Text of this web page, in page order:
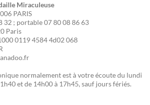
Miraculeuse
PARIS
32 ; portable 07 80 08 86 63
Paris
0119 4584 4d02 068
normalement est à votre écoute du lundi
et de 14h00 à 17h45, sauf jours fériés.